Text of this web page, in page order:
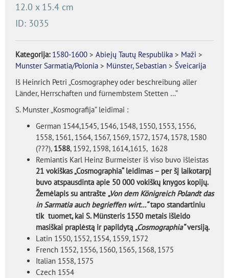
12.0 x 15.4 cm
ID: 3035
Kategorija: 1580-1600 > Abiejų Tautų Respublika > Maži >
Munster Sarmatia/Polonia > Münster, Sebastian > Šveicarija
Iš Heinrich Petri „Cosmographey oder beschreibung aller
Länder, Herrschaften und fürnembstem Stetten …”
S. Munster „Kosmografija” leidimai :
German 1544,1545, 1546, 1548, 1550, 1553, 1556,
1558, 1561, 1564, 1567, 1569, 1572, 1574, 1578, 1580
(???), 1588, 1592, 1598, 1614,1615, 1628
Remiantis Karl Heinz Burmeister iš viso buvo išleistas
21 vokiškas „Cosmographia“ leidimas – per šį laikotarpį
buvo atspausdinta apie 50 000 vokiškų knygos kopijų.
Žemėlapis su antrašte „Von dem Königreich Polandt das
in Sarmatia auch begrieffen wirt…“tapo standartiniu
tik tuomet, kai S. Münsteris 1550 metais išleido
masiškai praplėstą ir papildytą „Cosmographia“versiją.
Latin 1550, 1552, 1554, 1559, 1572
French 1552, 1556, 1560, 1565, 1568, 1575
Italian 1558, 1575
Czech 1554